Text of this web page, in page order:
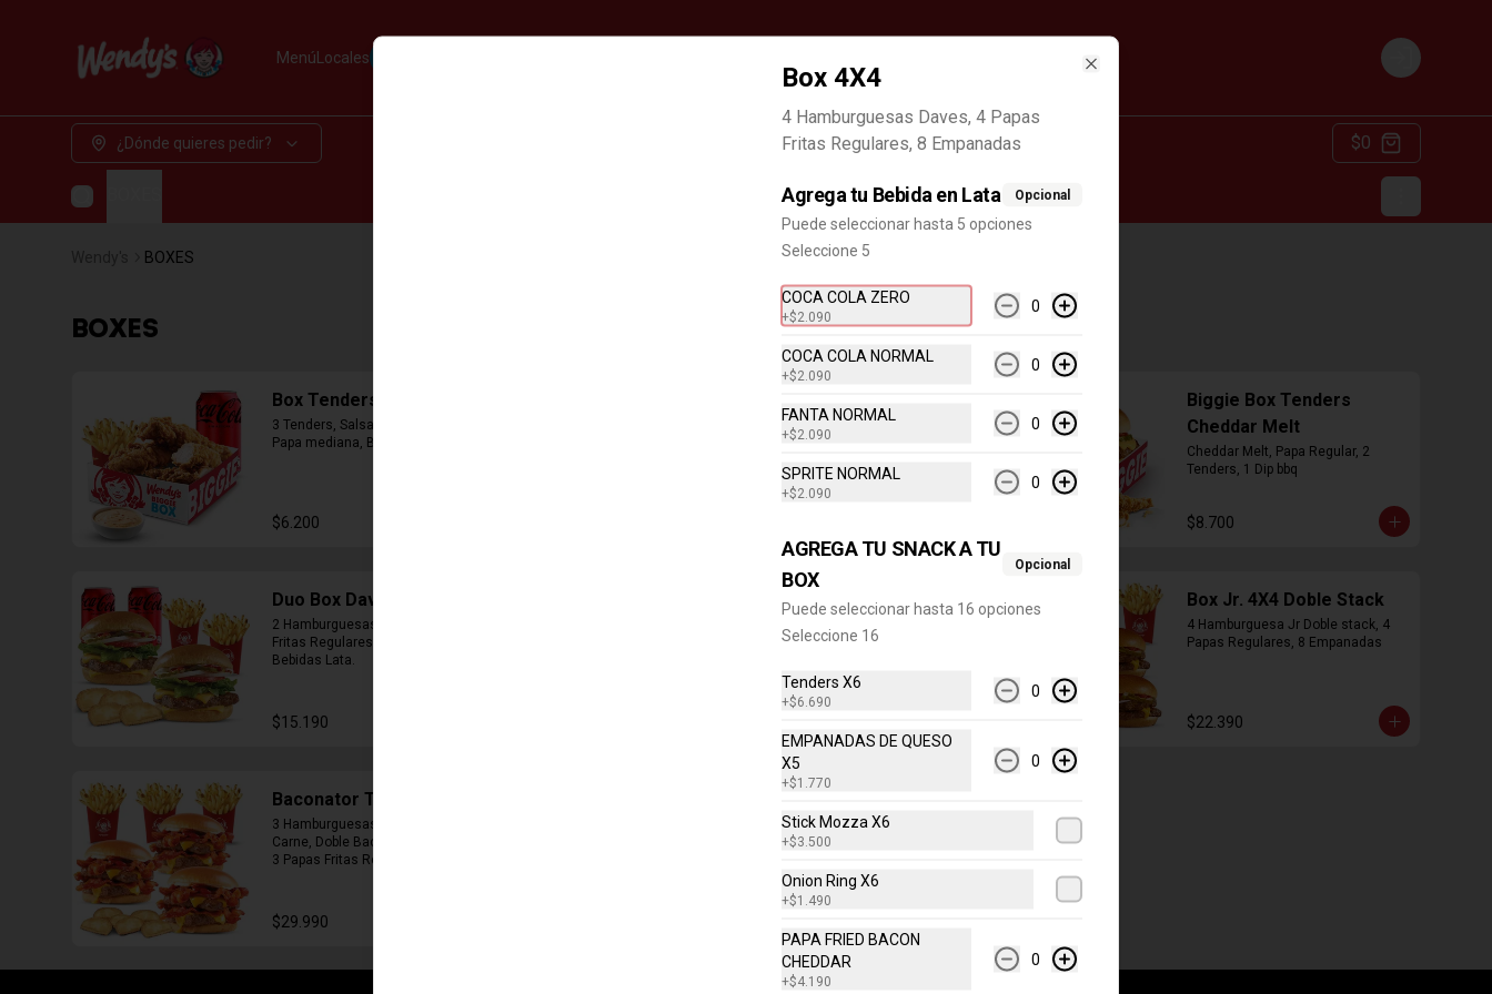
Menú Locales
Login
¿Dónde quieres pedir? $0
BOXES
BOXES
Box Tenders Baconaisse
3 Tenders, Salsa Baconaisse, 1
Papa mediana, Bebida lata
$6.200
2 Tenders, 1 Dip BBQ
Biggie Box Tenders
Cheddar Melt
Cheddar Melt, Papa Regular, 2
Tenders, 1 Dip bbq
$8.700
Duo Box Daves
2 Hamburguesas Daves, 2 Papas
Fritas Regulares, 4 Empanadas, 2
Bebidas Lata.
$15.190
Box 4X4
Fritas Regulares, 8 Empanadas
Box Jr. 4X4 Doble Stack
4 Hamburguesa Jr Doble stack, 4
Papas Regulares, 8 Empanadas
$22.390
Baconator Trio Pack
3 Hamburguesas Baconator (Doble
Carne, Doble Bacon, Doble Queso),
3 Papas Fritas Regulares, 6
$29.990
Box 4X4
4 Hamburguesas Daves, 4 Papas
Fritas Regulares, 8 Empanadas
Agrega tu Bebida en Lata Opcional
Puede seleccionar hasta 5 opciones
Seleccione 5
COCA COLA ZERO
+$2.090
0
COCA COLA NORMAL
+$2.090
0
FANTA NORMAL
+$2.090
0
SPRITE NORMAL
+$2.090
0
AGREGA TU SNACK A TU
BOX
Opcional
Puede seleccionar hasta 16 opciones
Seleccione 16
Tenders X6
+$6.690
0
EMPANADAS DE QUESO
X5
+$1.770
0
Stick Mozza X6
+$3.500
Onion Ring X6
+$1.490
PAPA FRIED BACON
CHEDDAR
+$4.190
0